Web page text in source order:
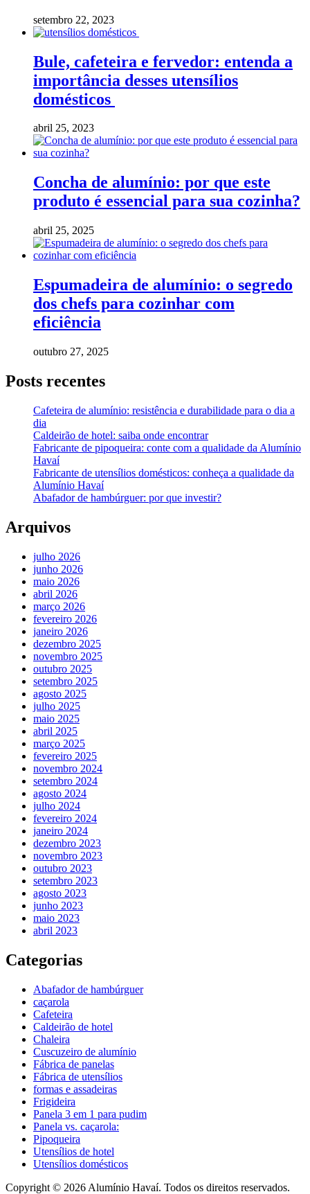
setembro 22, 2023
Bule, cafeteira e fervedor: entenda a
importância desses utensílios
domésticos
abril 25, 2023
Concha de alumínio: por que este
produto é essencial para sua cozinha?
abril 25, 2025
Espumadeira de alumínio: o segredo
dos chefs para cozinhar com
eficiência
outubro 27, 2025
Posts recentes
Cafeteira de alumínio: resistência e durabilidade para o dia a
dia
Caldeirão de hotel: saiba onde encontrar
Fabricante de pipoqueira: conte com a qualidade da Alumínio
Havaí
Fabricante de utensílios domésticos: conheça a qualidade da
Alumínio Havaí
Abafador de hambúrguer: por que investir?
Arquivos
julho 2026
junho 2026
maio 2026
abril 2026
março 2026
fevereiro 2026
janeiro 2026
dezembro 2025
novembro 2025
outubro 2025
setembro 2025
agosto 2025
julho 2025
maio 2025
abril 2025
março 2025
fevereiro 2025
novembro 2024
setembro 2024
agosto 2024
julho 2024
fevereiro 2024
janeiro 2024
dezembro 2023
novembro 2023
outubro 2023
setembro 2023
agosto 2023
junho 2023
maio 2023
abril 2023
Categorias
Abafador de hambúrguer
caçarola
Cafeteira
Caldeirão de hotel
Chaleira
Cuscuzeiro de alumínio
Fábrica de panelas
Fábrica de utensílios
formas e assadeiras
Frigideira
Panela 3 em 1 para pudim
Panela vs. caçarola:
Pipoqueira
Utensílios de hotel
Utensílios domésticos
Copyright © 2026 Alumínio Havaí. Todos os direitos reservados.